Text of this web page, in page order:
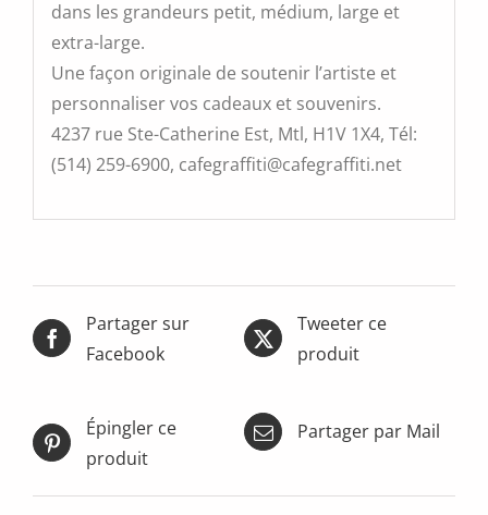
dans les grandeurs petit, médium, large et
extra-large.
Une façon originale de soutenir l’artiste et
personnaliser vos cadeaux et souvenirs.
4237 rue Ste-Catherine Est, Mtl, H1V 1X4, Tél:
(514) 259-6900, cafegraffiti@cafegraffiti.net
Partager sur
Facebook
Tweeter ce
produit
Épingler ce
produit
Partager par Mail